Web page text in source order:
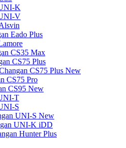
K
V
Eado Plus
CS35 Max
CS75 Plus
CS75 Plus New
CS75 Pro
CS95 New
T
S
UNI-S New
UNI-K iDD
Hunter Plus